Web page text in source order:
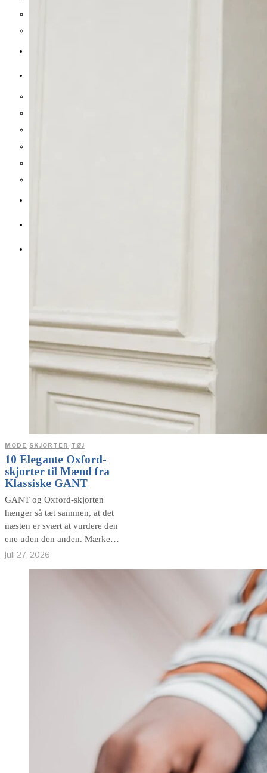
MODE ·SKJORTER ·TØJ
10 Elegante Oxford-
skjorter til Mænd fra
Klassiske GANT
GANT og Oxford-skjorten
hænger så tæt sammen, at det
næsten er svært at vurdere den
ene uden den anden. Mærket
blev bygget omkring skjorten
juli 27, 2026